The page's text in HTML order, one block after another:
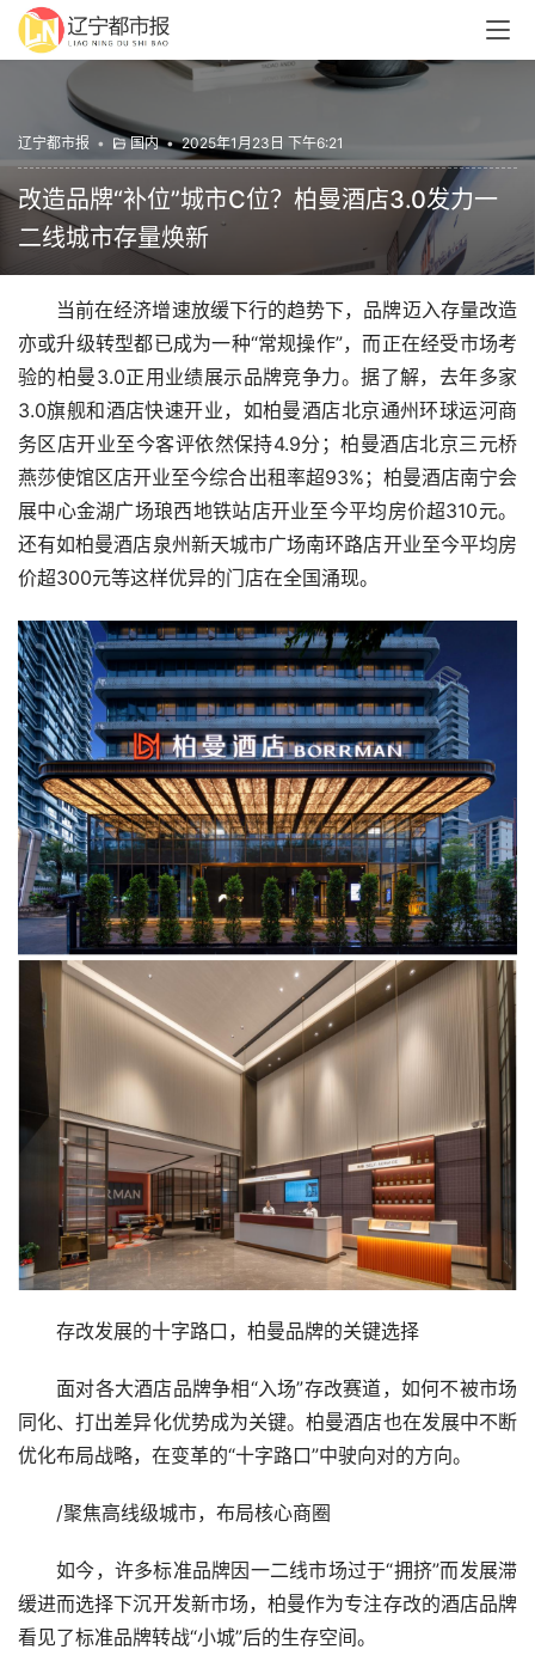
辽宁都市报 • 国内 • 2025年1月23日 下午6:21
改造品牌“补位”城市C位？柏曼酒店3.0发力一
二线城市存量焕新
当前在经济增速放缓下行的趋势下，品牌迈入存量改造
亦或升级转型都已成为一种“常规操作”，而正在经受市场考
验的柏曼3.0正用业绩展示品牌竞争力。据了解，去年多家
3.0旗舰和酒店快速开业，如柏曼酒店北京通州环球运河商
务区店开业至今客评依然保持4.9分；柏曼酒店北京三元桥
燕莎使馆区店开业至今综合出租率超93%；柏曼酒店南宁会
展中心金湖广场琅西地铁站店开业至今平均房价超310元。
还有如柏曼酒店泉州新天城市广场南环路店开业至今平均房
价超300元等这样优异的门店在全国涌现。
存改发展的十字路口，柏曼品牌的关键选择
面对各大酒店品牌争相“入场”存改赛道，如何不被市场
同化、打出差异化优势成为关键。柏曼酒店也在发展中不断
优化布局战略，在变革的“十字路口”中驶向对的方向。
/聚焦高线级城市，布局核心商圈
如今，许多标准品牌因一二线市场过于“拥挤”而发展滞
缓进而选择下沉开发新市场，柏曼作为专注存改的酒店品牌
看见了标准品牌转战“小城”后的生存空间。